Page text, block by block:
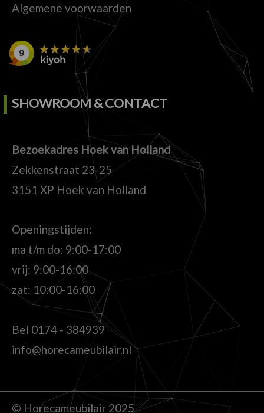
Algemene voorwaarden
SHOWROOM & CONTACT
Bezoekadres Hoek van Holland
Zekkenstraat 23-25
3151 XP Hoek van Holland
Openingstijden:
ma t/m do: 9:00-17:00
vrij: 9:00-16:00
zat: 10:00-16:00
Bel 0174 - 384939
info@horecameubilair.nl
© Horecameubilair 2025